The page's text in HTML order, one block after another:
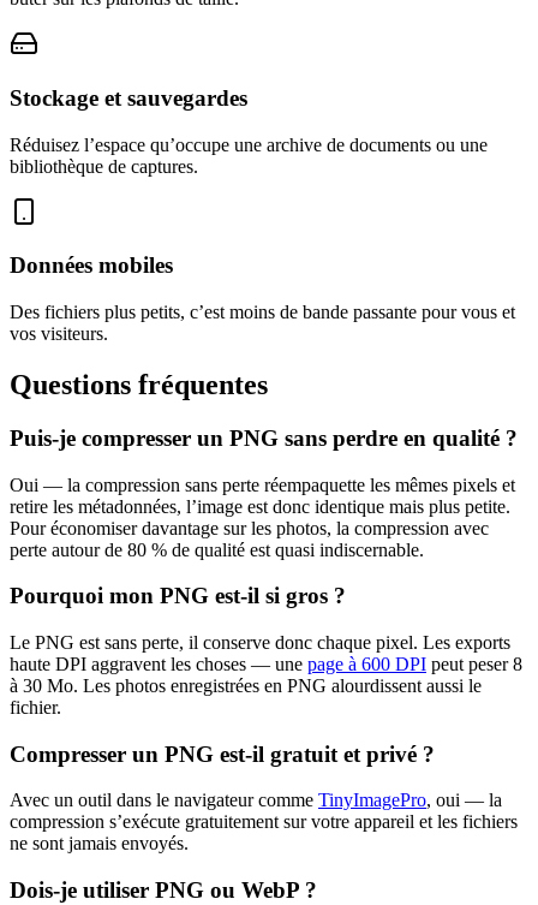
Stockage et sauvegardes
Réduisez l’espace qu’occupe une archive de documents ou une
bibliothèque de captures.
Données mobiles
Des fichiers plus petits, c’est moins de bande passante pour vous et
vos visiteurs.
Questions fréquentes
Puis-je compresser un PNG sans perdre en qualité ?
Oui — la compression sans perte réempaquette les mêmes pixels et
retire les métadonnées, l’image est donc identique mais plus petite.
Pour économiser davantage sur les photos, la compression avec
perte autour de 80 % de qualité est quasi indiscernable.
Pourquoi mon PNG est-il si gros ?
Le PNG est sans perte, il conserve donc chaque pixel. Les exports
haute DPI aggravent les choses — une page à 600 DPI peut peser 8
à 30 Mo. Les photos enregistrées en PNG alourdissent aussi le
fichier.
Compresser un PNG est-il gratuit et privé ?
Avec un outil dans le navigateur comme TinyImagePro, oui — la
compression s’exécute gratuitement sur votre appareil et les fichiers
ne sont jamais envoyés.
Dois-je utiliser PNG ou WebP ?